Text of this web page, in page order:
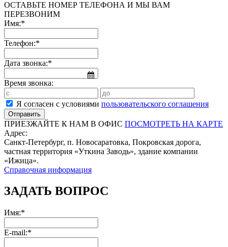
ОСТАВЬТЕ НОМЕР ТЕЛЕФОНА И МЫ ВАМ
ПЕРЕЗВОНИМ
Имя:*
Телефон:*
Дата звонка:*
Время звонка:
Я согласен с условиями пользовательского соглашения
ПРИЕЗЖАЙТЕ К НАМ В ОФИС ПОСМОТРЕТЬ НА КАРТЕ
Адрес:
Санкт-Петербург, п. Новосаратовка, Покровская дорога,
частная территория «Уткина Заводь», здание компании
«Ижица».
Справочная информация
ЗАДАТЬ ВОПРОС
Имя:*
E-mail:*